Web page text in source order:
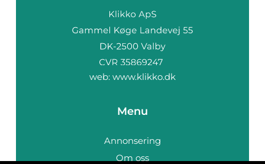
web: www.klikko.dk
Menu
Annonsering
Om oss